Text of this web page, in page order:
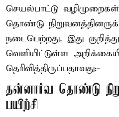
செயல்பாட்டு
தொண்டு
நடைபெற்றது. இது
வெளியிட்டுள்ள
தெரிவித்திருப்பதாவது:-
தன்னார்வ தொண்டு
பயிற்சி